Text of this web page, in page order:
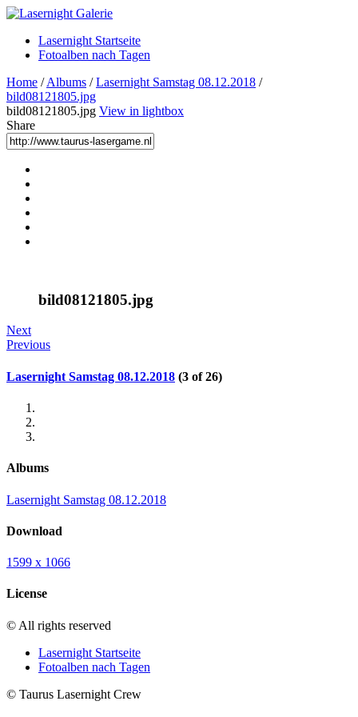
Lasernight Startseite
Fotoalben nach Tagen
Home /Albums /Lasernight Samstag 08.12.2018 /
bild08121805.jpg
bild08121805.jpg View in lightbox
Share
bild08121805.jpg
Next
Previous
Lasernight Samstag 08.12.2018 (3 of 26)
Albums
Lasernight Samstag 08.12.2018
Download
1599 x 1066
License
© All rights reserved
Lasernight Startseite
Fotoalben nach Tagen
© Taurus Lasernight Crew